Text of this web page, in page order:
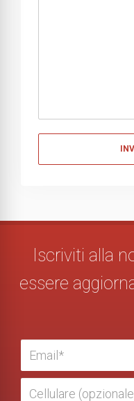
Iscriviti alla
essere